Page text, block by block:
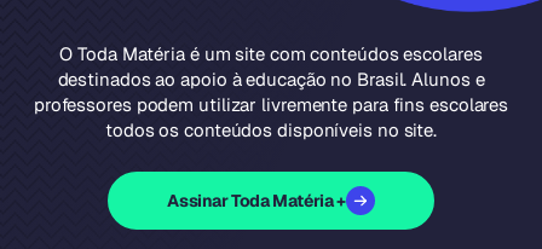
O Toda Matéria é um site com conteúdos escolares
destinados ao apoio à educação no Brasil. Alunos e
professores podem utilizar livremente para fins escolares
todos os conteúdos disponíveis no site.
Assinar Toda Matéria +